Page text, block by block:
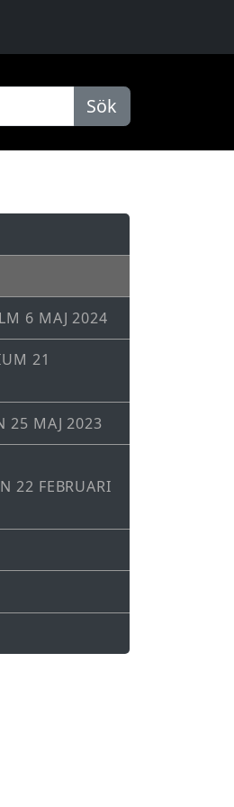
Sök
6 MAJ 2024
21
25 MAJ 2023
22 FEBRUARI